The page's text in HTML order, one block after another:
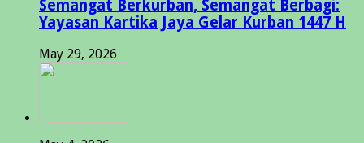
Semangat Berkurban, Semangat Berbagi:
Yayasan Kartika Jaya Gelar Kurban 1447 H
May 29, 2026